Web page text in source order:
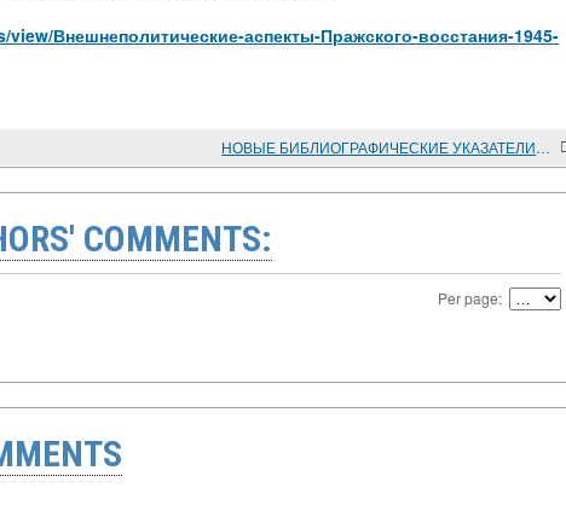
Внешнеполитические-аспекты-Пражского-восстания-1945-
НОВЫЕ БИБЛИОГРАФИЧЕСКИЕ УКАЗАТЕЛИ ПО ИСТОРИИ
COMMENTS:
Per page: